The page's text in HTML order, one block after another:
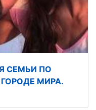
СЕМЬИ ПО
МИРА.